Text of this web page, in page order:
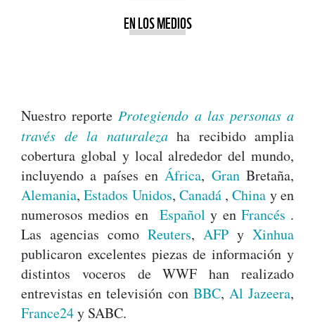
EN LOS MEDIOS
Nuestro reporteProtegiendo a las personas a
través de la naturalezaha recibido amplia
cobertura global y local alrededor del mundo,
incluyendo a países enÁfrica, GranBretaña,
Alemania,Estados Unidos, Canadá ,China y en
numerosos medios en Español y en Francés .
Las agencias como Reuters, AFP y Xinhua
publicaron excelentes piezas de información y
distintos voceros de WWF han realizado
entrevistas en televisión con BBC, Al Jazeera,
France24y SABC.